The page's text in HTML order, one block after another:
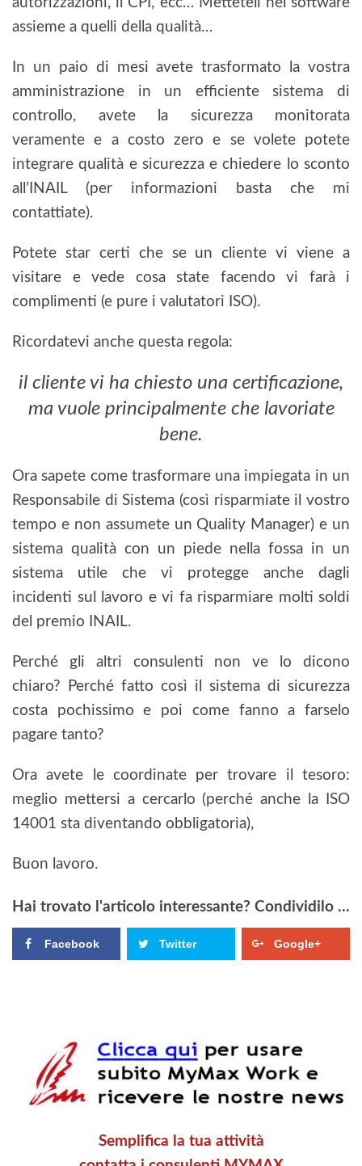
assieme a quelli della qualità…
In un paio di mesi avete trasformato la vostra
amministrazione in un efficiente sistema di
controllo, avete la sicurezza monitorata
veramente e a costo zero e se volete potete
integrare qualità e sicurezza e chiedere lo sconto
all’INAIL (per informazioni basta che mi
contattiate).
Potete star certi che se un cliente vi viene a
visitare e vede cosa state facendo vi farà i
complimenti (e pure i valutatori ISO).
Ricordatevi anche questa regola:
il cliente vi ha chiesto una certificazione,
ma vuole principalmente che lavoriate
bene.
Ora sapete come trasformare una impiegata in un
Responsabile di Sistema (così risparmiate il vostro
tempo e non assumete un Quality Manager) e un
sistema qualità con un piede nella fossa in un
sistema utile che vi protegge anche dagli
incidenti sul lavoro e vi fa risparmiare molti soldi
del premio INAIL.
Perché gli altri consulenti non ve lo dicono
chiaro? Perché fatto così il sistema di sicurezza
costa pochissimo e poi come fanno a farselo
pagare tanto?
Ora avete le coordinate per trovare il tesoro:
meglio mettersi a cercarlo (perché anche la ISO
14001 sta diventando obbligatoria),
Buon lavoro.
Hai trovato l'articolo interessante? Condividilo ...
Facebook Twitter Google+
Semplifica la tua attività